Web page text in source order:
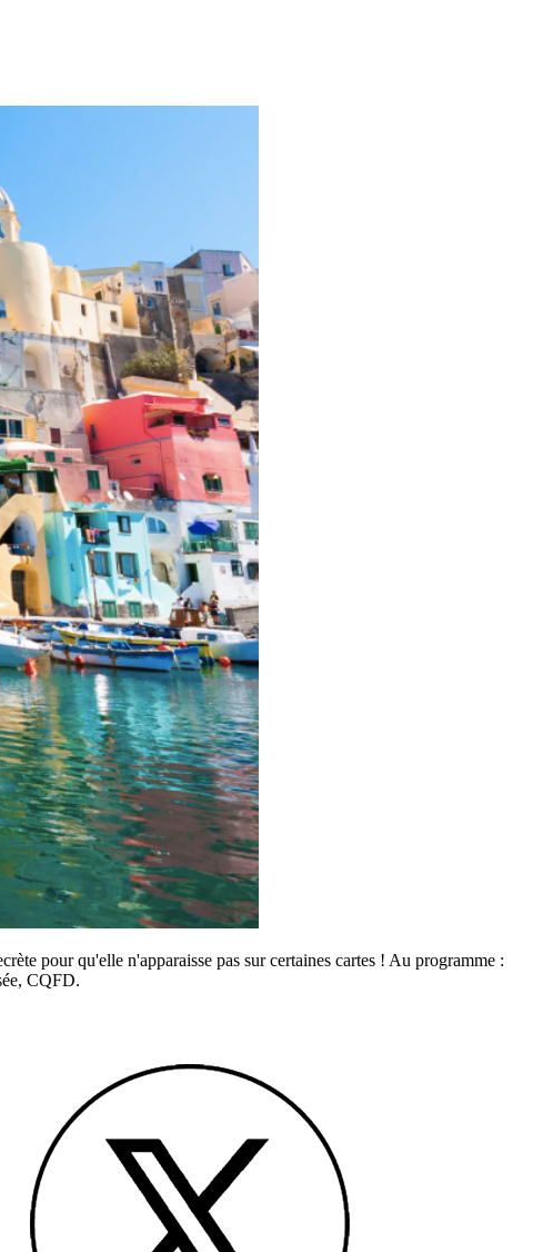
pour qu'elle n'apparaisse pas sur certaines cartes ! Au programme :
CQFD.